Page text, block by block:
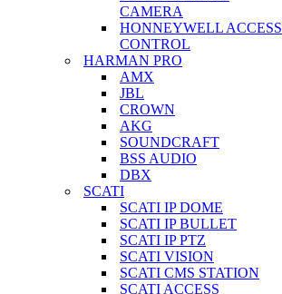
CAMERA
HONNEYWELL ACCESS
CONTROL
HARMAN PRO
AMX
JBL
CROWN
AKG
SOUNDCRAFT
BSS AUDIO
DBX
SCATI
SCATI IP DOME
SCATI IP BULLET
SCATI IP PTZ
SCATI VISION
SCATI CMS STATION
SCATI ACCESS